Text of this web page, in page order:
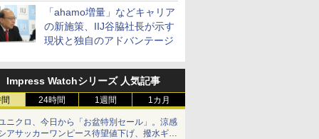
「ahamo増量」などキャリア
の新施策、IIJ谷脇社長が示す
現状と独自のアドバンテージ
Impress Watchシリーズ 人気記事
24時間 1週間 1カ月
ニクロ、今日から「お盆特別セール」。涼感
アサッカーワンピース待望値下げ、撥水ギア